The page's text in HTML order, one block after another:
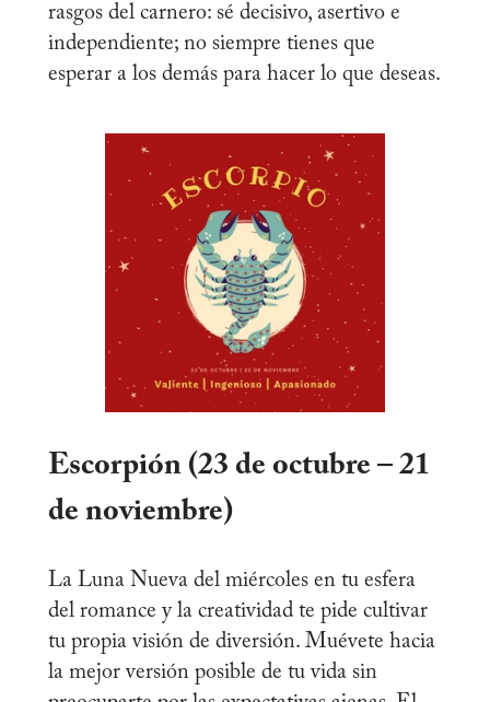
rasgos del carnero: sé decisivo, asertivo e
independiente; no siempre tienes que
esperar a los demás para hacer lo que deseas.
Escorpión (23 de octubre – 21
de noviembre)
La Luna Nueva del miércoles en tu esfera
del romance y la creatividad te pide cultivar
tu propia visión de diversión. Muévete hacia
la mejor versión posible de tu vida sin